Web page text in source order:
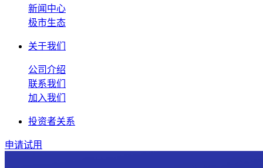
新闻中心
极市生态
关于我们
公司介绍
联系我们
加入我们
投资者关系
申请试用